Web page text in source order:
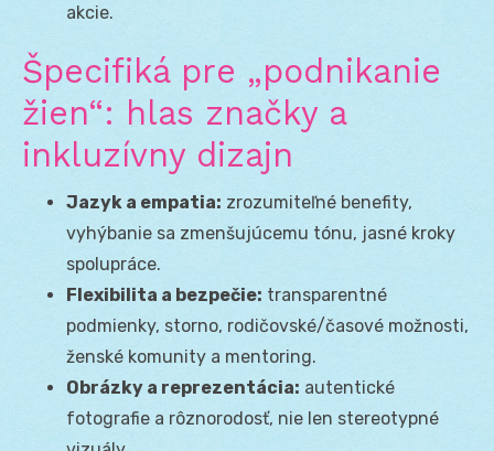
akcie.
Špecifiká pre „podnikanie
žien“: hlas značky a
inkluzívny dizajn
Jazyk a empatia: zrozumiteľné benefity,
vyhýbanie sa zmenšujúcemu tónu, jasné kroky
spolupráce.
Flexibilita a bezpečie: transparentné
podmienky, storno, rodičovské/časové možnosti,
ženské komunity a mentoring.
Obrázky a reprezentácia: autentické
fotografie a rôznorodosť, nie len stereotypné